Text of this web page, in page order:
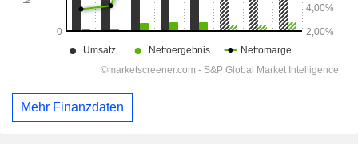
Mehr Finanzdaten